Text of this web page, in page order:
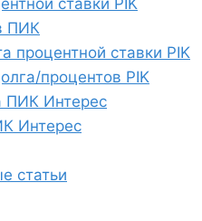
ПИК
процентной ставки PIK
процентов PIK
ПИК Интерес
Интерес
статьи